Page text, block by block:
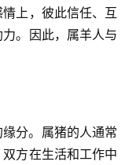
上，彼此信任、互
。因此，属羊人与
分。属猪的人通常
方在生活和工作中